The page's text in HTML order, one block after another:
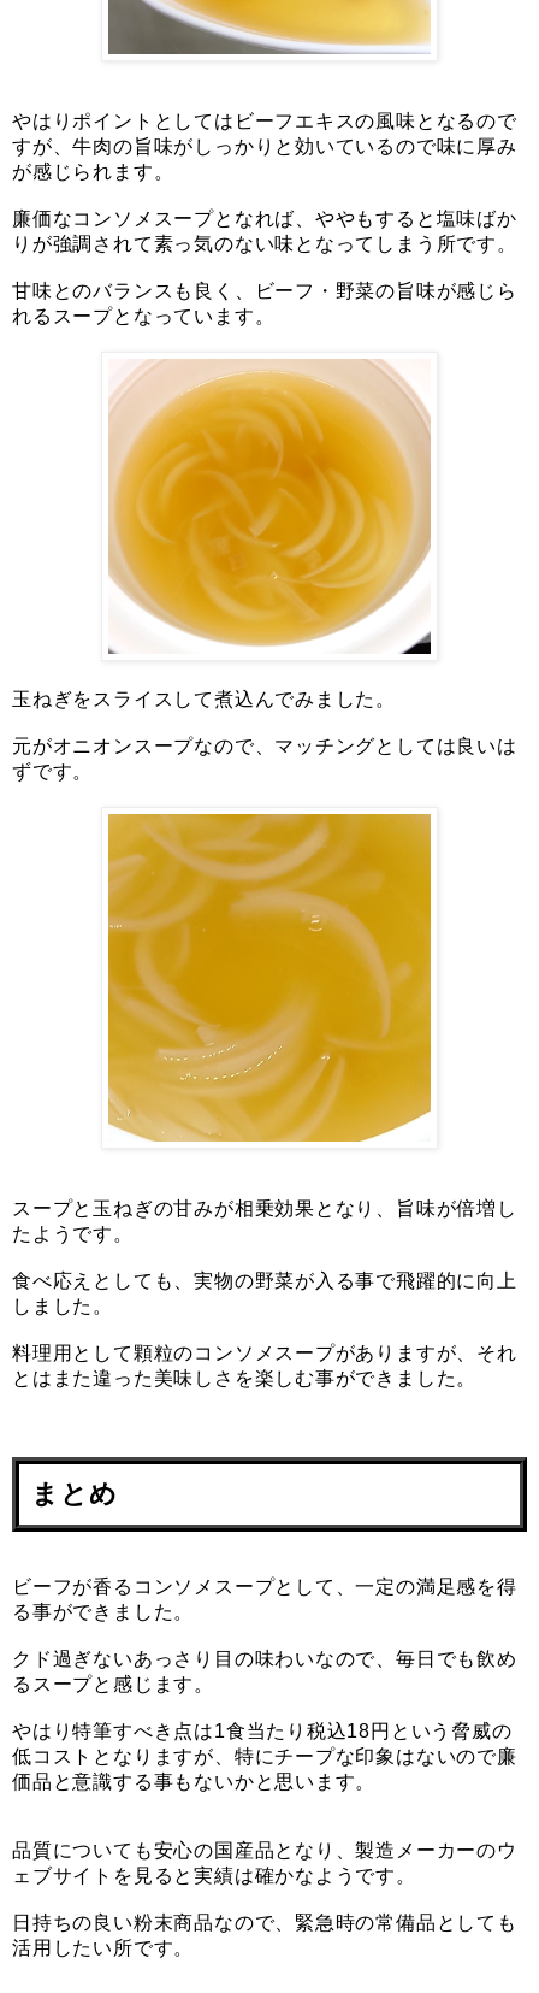
やはりポイントとしてはビーフエキスの風味となるので
すが、牛肉の旨味がしっかりと効いているので味に厚み
が感じられます。
廉価なコンソメスープとなれば、ややもすると塩味ばか
りが強調されて素っ気のない味となってしまう所です。
甘味とのバランスも良く、ビーフ・野菜の旨味が感じら
れるスープとなっています。
玉ねぎをスライスして煮込んでみました。
元がオニオンスープなので、マッチングとしては良いは
ずです。
スープと玉ねぎの甘みが相乗効果となり、旨味が倍増し
たようです。
食べ応えとしても、実物の野菜が入る事で飛躍的に向上
しました。
料理用として顆粒のコンソメスープがありますが、それ
とはまた違った美味しさを楽しむ事ができました。
まとめ
ビーフが香るコンソメスープとして、一定の満足感を得
る事ができました。
クド過ぎないあっさり目の味わいなので、毎日でも飲め
るスープと感じます。
やはり特筆すべき点は1食当たり税込18円という脅威の
低コストとなりますが、特にチープな印象はないので廉
価品と意識する事もないかと思います。
品質についても安心の国産品となり、製造メーカーのウ
ェブサイトを見ると実績は確かなようです。
日持ちの良い粉末商品なので、緊急時の常備品としても
活用したい所です。